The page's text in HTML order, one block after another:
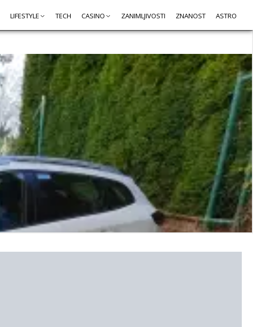
LIFESTYLE TECH CASINO ZANIMLJIVOSTI ZNANOST ASTRO